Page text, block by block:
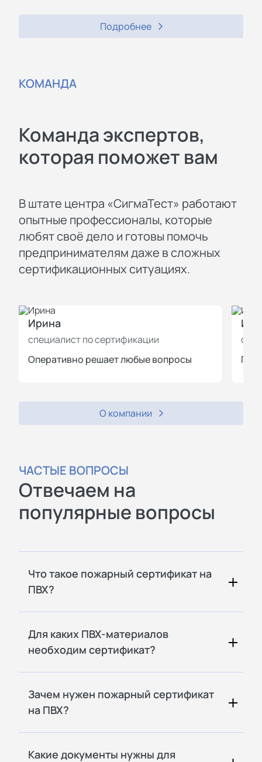
Подробнее
КОМАНДА
Команда экспертов,
которая поможет вам
В штате центра «СигмаТест» работают
опытные профессионалы, которые
любят своё дело и готовы помочь
предпринимателям даже в сложных
сертификационных ситуациях.
Ирина
специалист по сертификации
Оперативно решает любые вопросы
О компании
ЧАСТЫЕ ВОПРОСЫ
Отвечаем на
популярные вопросы
Что такое пожарный сертификат на
ПВХ?
Для каких ПВХ-материалов
необходим сертификат?
Зачем нужен пожарный сертификат
на ПВХ?
Какие документы нужны для